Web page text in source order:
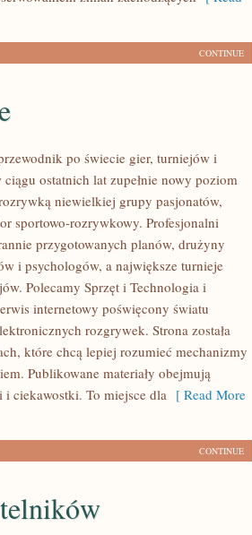
CONTINUE
po świecie gier, turniejów i
ostatnich lat zupełnie nowy poziom
niewielkiej grupy pasjonatów,
sportowo-rozrywkowy. Profesjonalni
przygotowanych planów, drużyny
i psychologów, a największe turnieje
Polecamy Sprzęt i Technologia i
internetowy poświęcony światu
rozgrywek. Strona została
które chcą lepiej rozumieć mechanizmy
Publikowane materiały obejmują
ciekawostki. To miejsce dla [ Read More
CONTINUE